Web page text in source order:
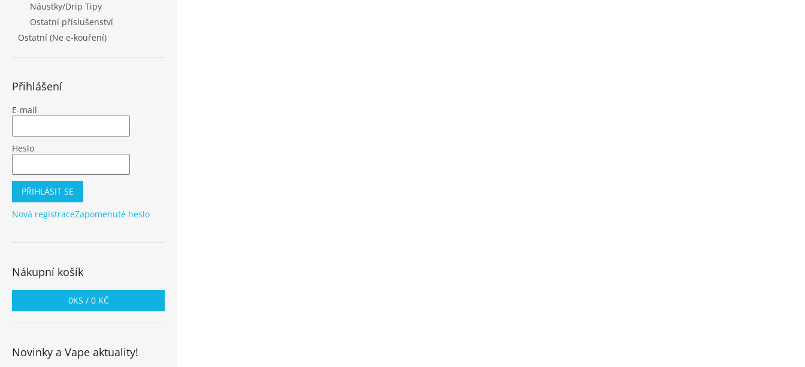
Náustky/Drip Tipy
Ostatní příslušenství
Ostatní (Ne e-kouření)
Přihlášení
E-mail
Heslo
PŘIHLÁSIT SE
Nová registraceZapomenuté heslo
Nákupní košík
0KS / 0 KČ
Novinky a Vape aktuality!